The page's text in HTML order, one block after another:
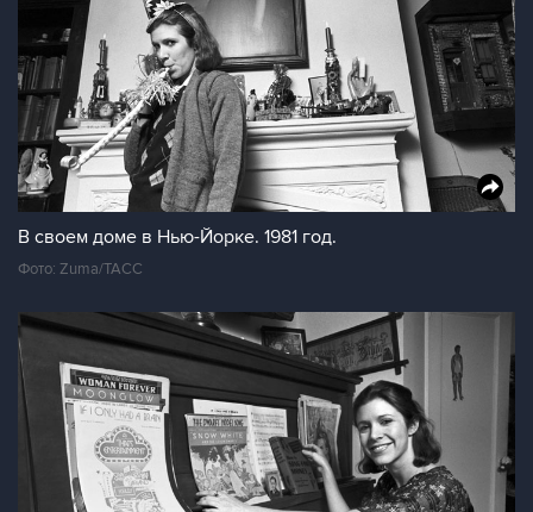
В своем доме в Нью-Йорке. 1981 год.
Фото: Zuma/ТАСС